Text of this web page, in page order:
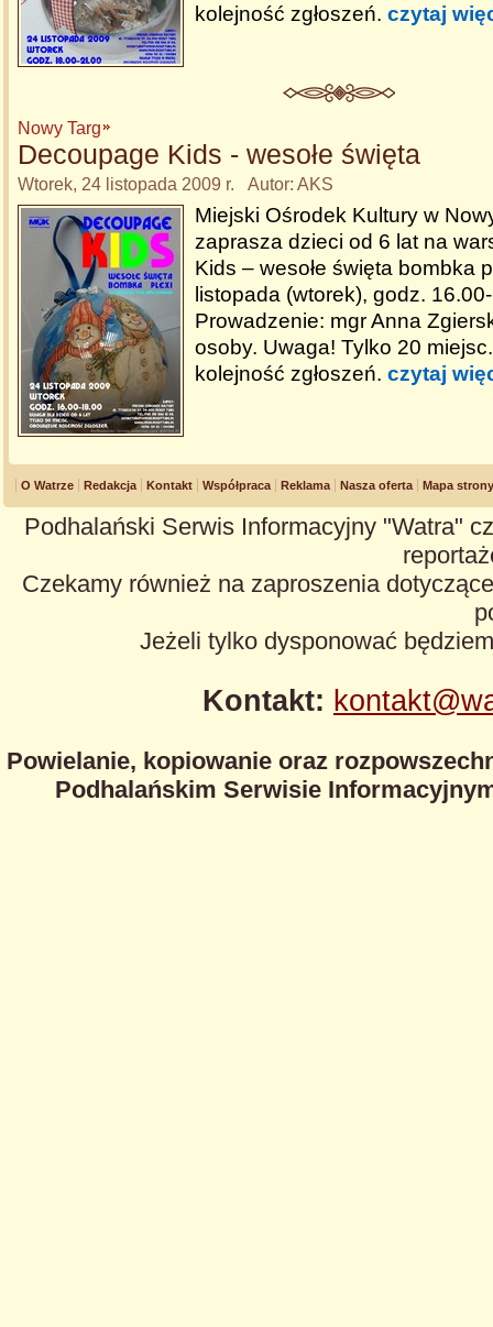
kolejność zgłoszeń. czytaj
Nowy Targ
Decoupage Kids - wesołe święta
Wtorek, 24 listopada 2009 r. Autor: AKS
Miejski Ośrodek Kultury w
zaprasza dzieci od 6 lat na
Kids – wesołe święta bombka
listopada (wtorek), godz.
Prowadzenie: mgr Anna
osoby. Uwaga! Tylko 20
kolejność zgłoszeń. czytaj
O Watrze Redakcja Kontakt Współpraca Reklama Nasza oferta Mapa strony
Podhalański Serwis Informacyjny "Watra"
Czekamy również na zaproszenia
Jeżeli tylko dysponować
Kontakt:
Powielanie, kopiowanie oraz
Podhalańskim Serwisie